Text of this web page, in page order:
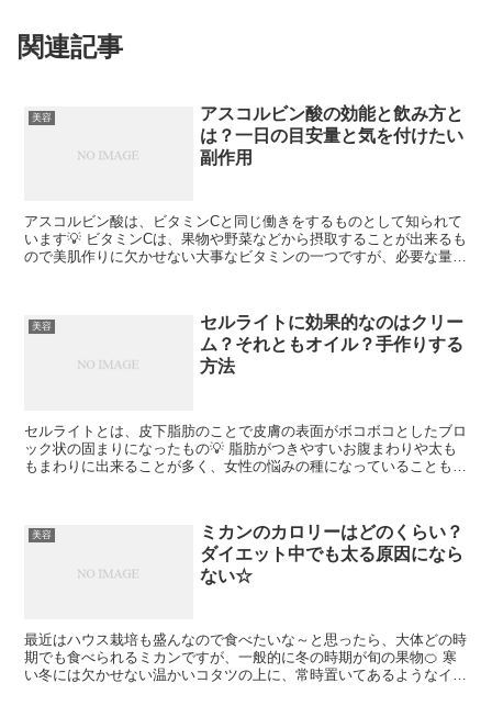
関連記事
美容
アスコルビン酸の効能と飲み方と
は？一日の目安量と気を付けたい
副作用
アスコルビン酸は、ビタミンCと同じ働きをするものとして知られて
います💡 ビタミンCは、果物や野菜などから摂取することが出来るも
ので美肌作りに欠かせない大事なビタミンの一つですが、必要な量を
美容
セルライトに効果的なのはクリー
ム？それともオイル？手作りする
方法
セルライトとは、皮下脂肪のことで皮膚の表面がボコボコとしたブロ
ック状の固まりになったもの💡 脂肪がつきやすいお腹まわりや太も
もまわりに出来ることが多く、女性の悩みの種になっていることも多
美容
ミカンのカロリーはどのくらい？
ダイエット中でも太る原因になら
ない☆
最近はハウス栽培も盛んなので食べたいな～と思ったら、大体どの時
期でも食べられるミカンですが、一般的に冬の時期が旬の果物🍊 寒
い冬には欠かせない温かいコタツの上に、常時置いてあるようなイメ